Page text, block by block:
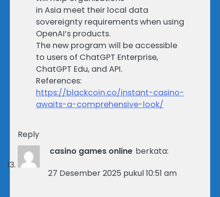
in Asia meet their local data
sovereignty requirements when using
OpenAI’s products.
The new program will be accessible
to users of ChatGPT Enterprise,
ChatGPT Edu, and API.
References:
https://blackcoin.co/instant-casino-
awaits-a-comprehensive-look/
Reply
casino games online berkata:
27 Desember 2025 pukul 10:51 am